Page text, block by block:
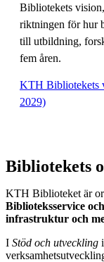
Bibliotekets
riktningen för hur
till utbildning,
fem åren.
KTH Bibliotekets
2029)
Bibliotekets
KTH Biblioteket är
Biblioteksservice
infrastruktur och
I Stöd och utveckling